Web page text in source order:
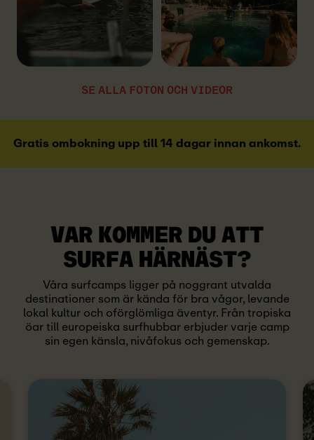
SE ALLA FOTON OCH VIDEOR
Gratis ombokning upp till 14 dagar innan ankomst.
VAR KOMMER DU ATT
SURFA HÄRNÄST?
Våra surfcamps ligger på noggrant utvalda
destinationer som är kända för bra vågor, levande
lokal kultur och oförglömliga äventyr. Från tropiska
öar till europeiska surfhubbar erbjuder varje camp
sin egen känsla, nivåfokus och gemenskap.